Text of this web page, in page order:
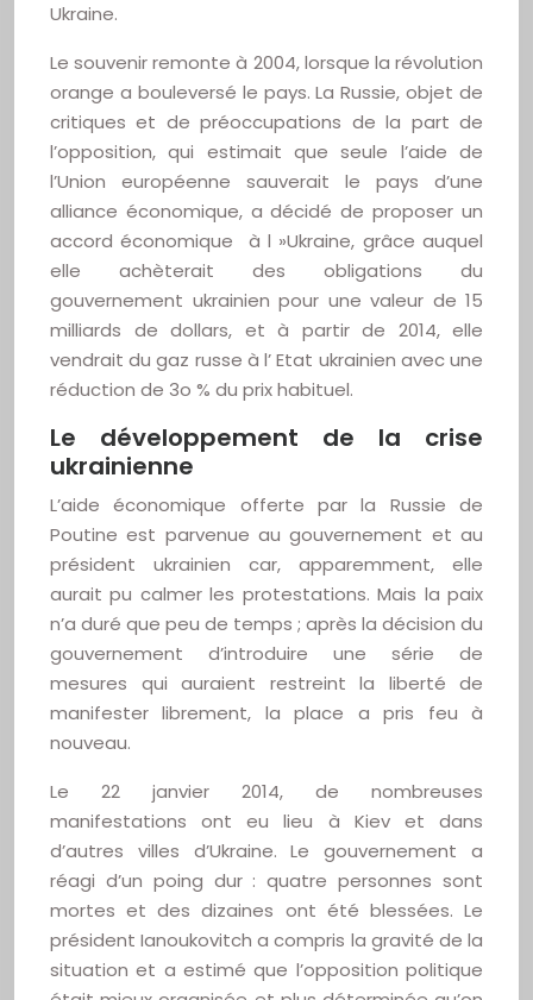
Ukraine.
Le souvenir remonte à 2004, lorsque la révolution
orange a bouleversé le pays. La Russie, objet de
critiques et de préoccupations de la part de
l’opposition, qui estimait que seule l’aide de
l’Union européenne sauverait le pays d’une
alliance économique, a décidé de proposer un
accord économique à l »Ukraine, grâce auquel
elle achèterait des obligations du
gouvernement ukrainien pour une valeur de 15
milliards de dollars, et à partir de 2014, elle
vendrait du gaz russe à l’ Etat ukrainien avec une
réduction de 3o % du prix habituel.
Le développement de la crise
ukrainienne
L’aide économique offerte par la Russie de
Poutine est parvenue au gouvernement et au
président ukrainien car, apparemment, elle
aurait pu calmer les protestations. Mais la paix
n’a duré que peu de temps ; après la décision du
gouvernement d’introduire une série de
mesures qui auraient restreint la liberté de
manifester librement, la place a pris feu à
nouveau.
Le 22 janvier 2014, de nombreuses
manifestations ont eu lieu à Kiev et dans
d’autres villes d’Ukraine. Le gouvernement a
réagi d’un poing dur : quatre personnes sont
mortes et des dizaines ont été blessées. Le
président Ianoukovitch a compris la gravité de la
situation et a estimé que l’opposition politique